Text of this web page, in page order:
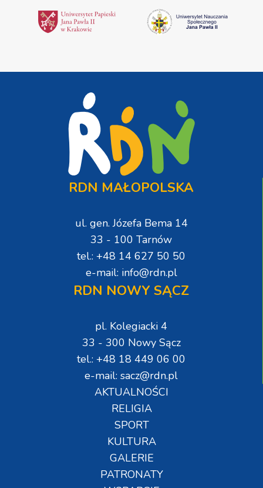
RDN MAŁOPOLSKA
ul. gen. Józefa Bema 14
33 - 100 Tarnów
tel.: +48 14 627 50 50
e-mail: info@rdn.pl
RDN NOWY SĄCZ
pl. Kolegiacki 4
33 - 300 Nowy Sącz
tel.: +48 18 449 06 00
e-mail: sacz@rdn.pl
AKTUALNOŚCI
RELIGIA
SPORT
KULTURA
GALERIE
PATRONATY